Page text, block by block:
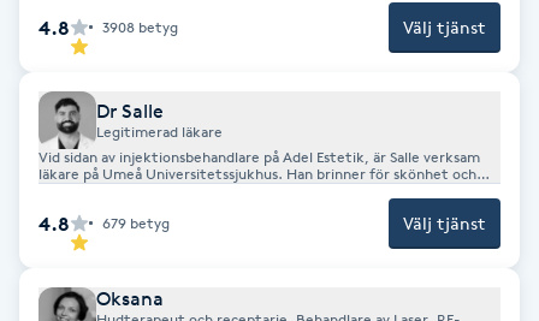
Diamantslipning
E
Enzympeeling
Extensions
Extensions borttagning
expert på området. Han strävar efter att kunna ge alla möjlighet att
känna sig vackrare till ett överkomligt pris. Behandlingen ska vara
trygg och säker. Resultat bör självklart vara synligt men ändå
4.8 3908 betyg Välj tjänst
Dr Salle
Legitimerad läkare
Vid sidan av injektionsbehandlare på Adel Estetik, är Salle verksam
läkare på Umeå Universitetssjukhus. Han brinner för skönhet och
motto “Less is more”, speglar hans sätt att behandla och se på
naturliga resultat.
4.8 679 betyg Välj tjänst
Oksana